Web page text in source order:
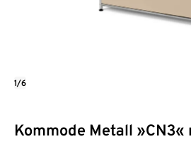
Kommode Metall
1/6